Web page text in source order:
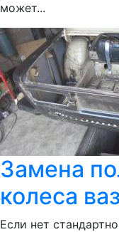
может...
Замена
колеса
Если нет